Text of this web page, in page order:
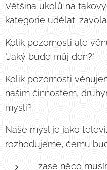
Většina úkolů na
kategorie udělat:
Kolik pozornosti ale
"Jaký bude můj den?"
Kolik pozornosti
našim činnostem,
mysli?
Naše mysl je jako
rozhodujeme, čemu
zase něco